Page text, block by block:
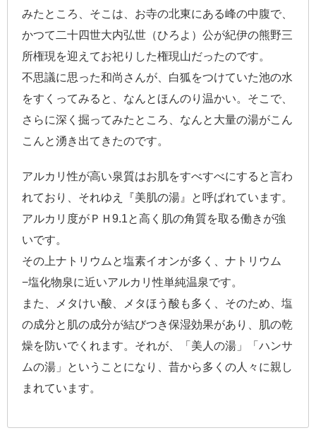
みたところ、そこは、お寺の北東にある峰の中腹で、
かつて二十四世大内弘世（ひろよ）公が紀伊の熊野三
所権現を迎えてお祀りした権現山だったのです。
不思議に思った和尚さんが、白狐をつけていた池の水
をすくってみると、なんとほんのり温かい。そこで、
さらに深く掘ってみたところ、なんと大量の湯がこん
こんと湧き出てきたのです。
アルカリ性が高い泉質はお肌をすべすべにすると言わ
れており、それゆえ『美肌の湯』と呼ばれています。
アルカリ度がＰＨ9.1と高く肌の角質を取る働きが強
いです。
その上ナトリウムと塩素イオンが多く、ナトリウム
−塩化物泉に近いアルカリ性単純温泉です。
また、メタけい酸、メタほう酸も多く、そのため、塩
の成分と肌の成分が結びつき保湿効果があり、肌の乾
燥を防いでくれます。それが、「美人の湯」「ハンサ
ムの湯」ということになり、昔から多くの人々に親し
まれています。